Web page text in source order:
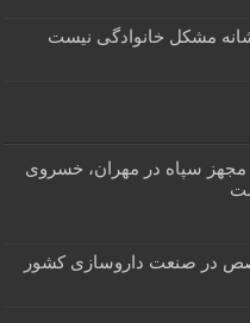
مشکل خانوادگی نیست
مجهز سپاه در مهران، خسروی
در صنعت داروسازی کشور